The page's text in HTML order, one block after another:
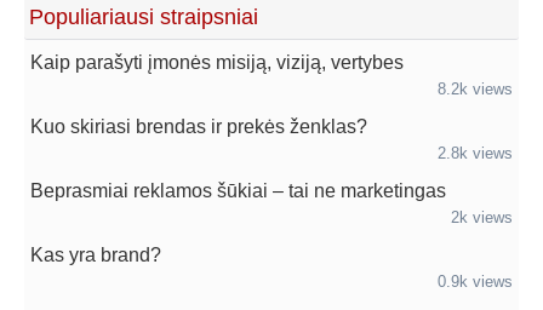
Populiariausi straipsniai
Kaip parašyti įmonės misiją, viziją, vertybes
8.2k views
Kuo skiriasi brendas ir prekės ženklas?
2.8k views
Beprasmiai reklamos šūkiai – tai ne marketingas
2k views
Kas yra brand?
0.9k views